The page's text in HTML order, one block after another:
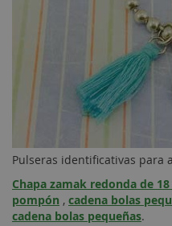
Pulseras identificativas para
Chapa zamak redonda de
pompón , cadena bolas
cadena bolas pequeñas.